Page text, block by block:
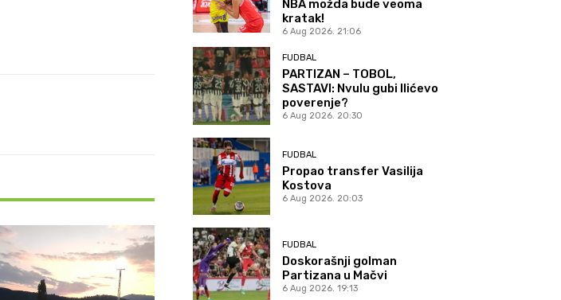
NBA možda bude veoma
kratak!
6 Aug 2026. 21:06
FUDBAL
PARTIZAN – TOBOL,
SASTAVI: Nvulu gubi Ilićevo
poverenje?
6 Aug 2026. 20:30
FUDBAL
Propao transfer Vasilija
Kostova
6 Aug 2026. 20:03
FUDBAL
Doskorašnji golman
Partizana u Mačvi
6 Aug 2026. 19:13